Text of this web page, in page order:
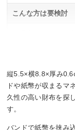
こんな方は要検討
縦5.5×横8.8×厚み
ドや紙幣が収まるマ
久性の高い財布を探
す。
バンドで紙幣を挟み